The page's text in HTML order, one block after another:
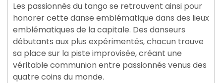
Les passionnés du tango se retrouvent ainsi pour
honorer cette danse emblématique dans des lieux
emblématiques de la capitale. Des danseurs
débutants aux plus expérimentés, chacun trouve
sa place sur la piste improvisée, créant une
véritable communion entre passionnés venus des
quatre coins du monde.